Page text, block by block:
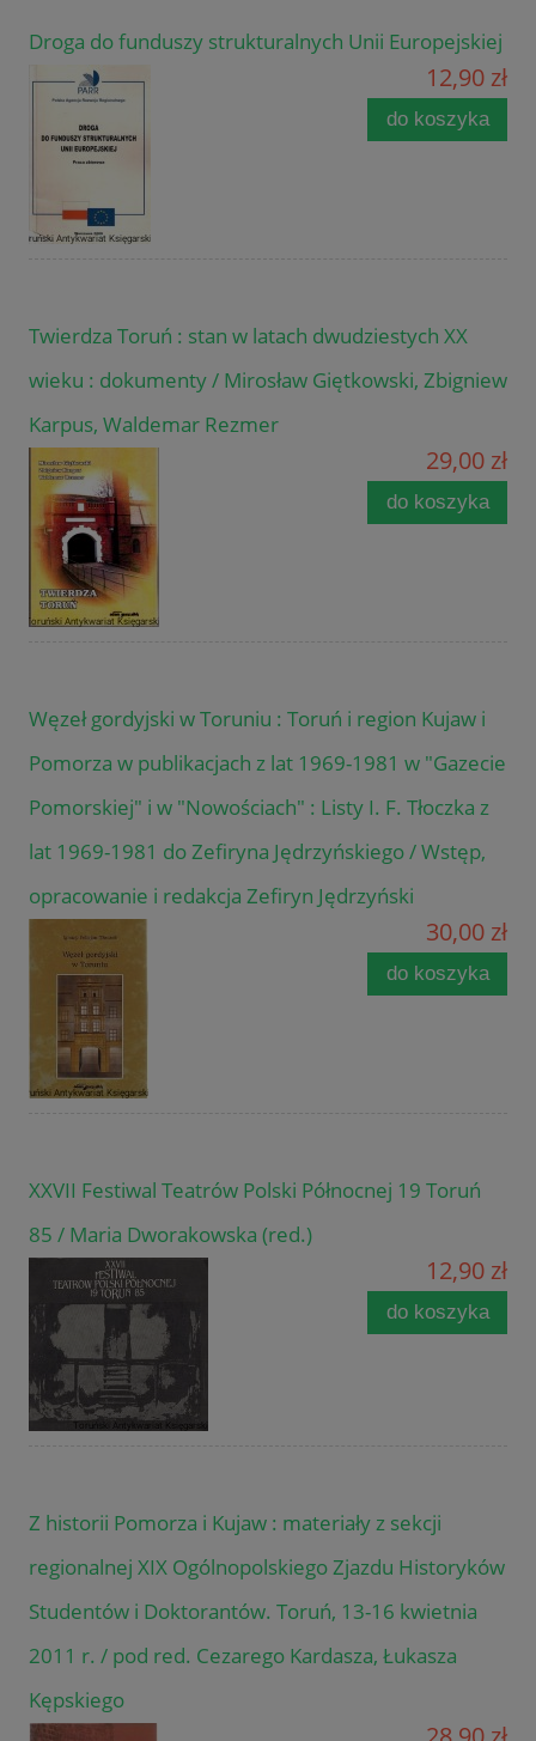
Droga do funduszy strukturalnych Unii Europejskiej
12,90 zł
do koszyka
Twierdza Toruń : stan w latach dwudziestych XX
wieku : dokumenty / Mirosław Giętkowski, Zbigniew
Karpus, Waldemar Rezmer
29,00 zł
do koszyka
Węzeł gordyjski w Toruniu : Toruń i region Kujaw i
Pomorza w publikacjach z lat 1969-1981 w "Gazecie
Pomorskiej" i w "Nowościach" : Listy I. F. Tłoczka z
lat 1969-1981 do Zefiryna Jędrzyńskiego / Wstęp,
opracowanie i redakcja Zefiryn Jędrzyński
30,00 zł
do koszyka
XXVII Festiwal Teatrów Polski Północnej 19 Toruń
85 / Maria Dworakowska (red.)
12,90 zł
do koszyka
Z historii Pomorza i Kujaw : materiały z sekcji
regionalnej XIX Ogólnopolskiego Zjazdu Historyków
Studentów i Doktorantów. Toruń, 13-16 kwietnia
2011 r. / pod red. Cezarego Kardasza, Łukasza
Kępskiego